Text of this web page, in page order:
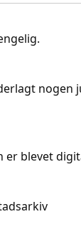
nogen
er blevet